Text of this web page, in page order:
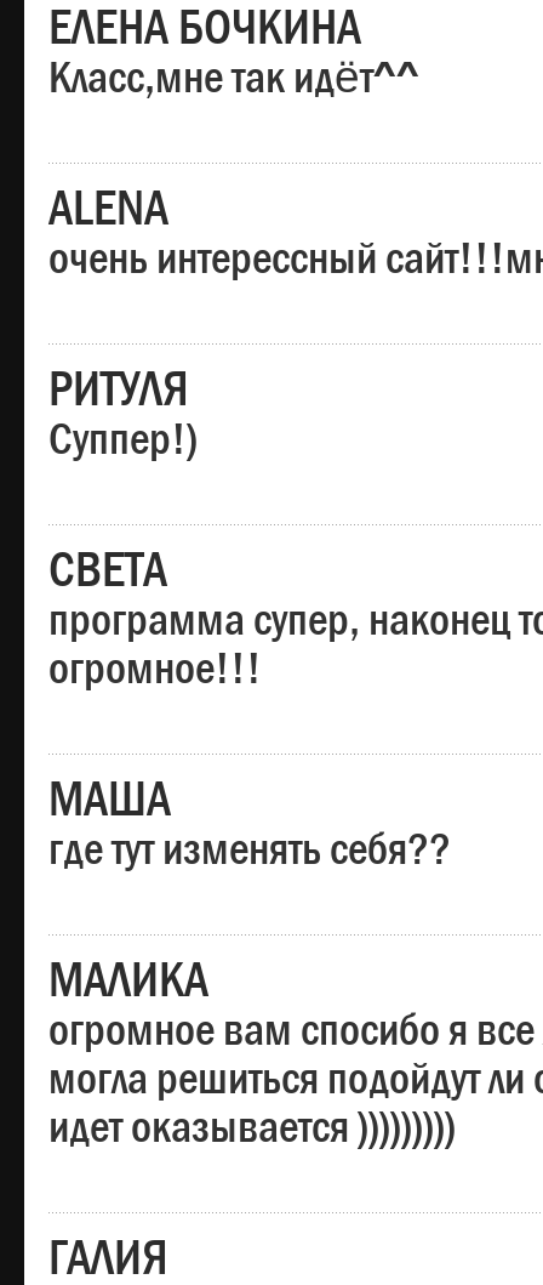
ЕЛЕНА БОЧКИНА
Класс,мне так идёт^^
ALENA
очень интерессный
РИТУЛЯ
Суппер!)
СВЕТА
программа супер, наконец
огромное!!!
МАША
где тут изменять себя??
МАЛИКА
огромное вам спосибо я
могла решиться подойдут ли
идет оказывается )))))))))
ГАЛИЯ